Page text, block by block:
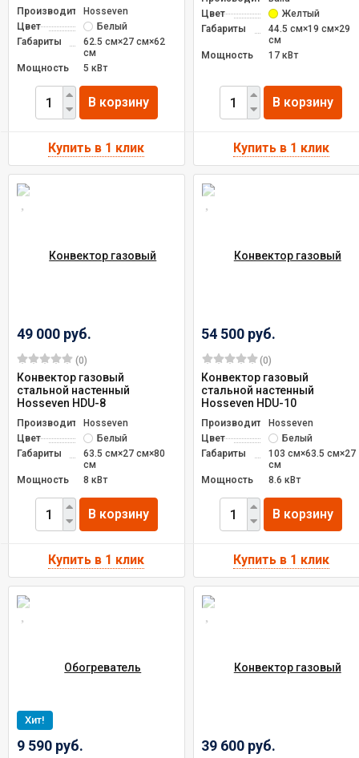
ПроизводительHosseven
Цвет
Белый
Габариты
62.5 см×27 см×62
см
Мощность
5 кВт
В корзину
Цвет
Желтый
Габариты
44.5 см×19 см×29
см
Мощность
17 кВт
В корзину
49 000 руб.
(0)
Конвектор газовый
стальной настенный
Hosseven HDU-8
ПроизводительHosseven
Цвет
Белый
Габариты
63.5 см×27 см×80
см
Мощность
8 кВт
В корзину
54 500 руб.
(0)
Конвектор газовый
стальной настенный
Hosseven HDU-10
ПроизводительHosseven
Цвет
Белый
Габариты
103 см×63.5 см×27
см
Мощность
8.6 кВт
В корзину
9 590 руб.
Хит!
39 600 руб.